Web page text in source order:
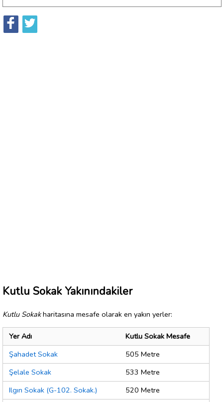
Kutlu Sokak Yakınındakiler
Kutlu Sokakharitasına mesafe olarak en yakın yerler:
Yer Adı
Kutlu Sokak Mesafe
Şahadet Sokak
505 Metre
Şelale Sokak
533 Metre
Ilgın Sokak (G-102. Sokak.)
520 Metre